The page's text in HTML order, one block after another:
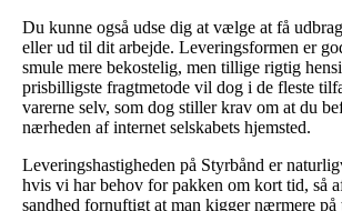
Du kunne også udse dig at vælge at få
eller ud til dit arbejde. Leveringsformen er
smule mere bekostelig, men tillige rigtig
prisbilligste fragtmetode vil dog i de fleste
varerne selv, som dog stiller krav om at du
nærheden af internet selskabets hjemsted.
Leveringshastigheden på Styrbånd er
hvis vi har behov for pakken om kort tid, så
sandhed fornuftigt at man kigger nærmere